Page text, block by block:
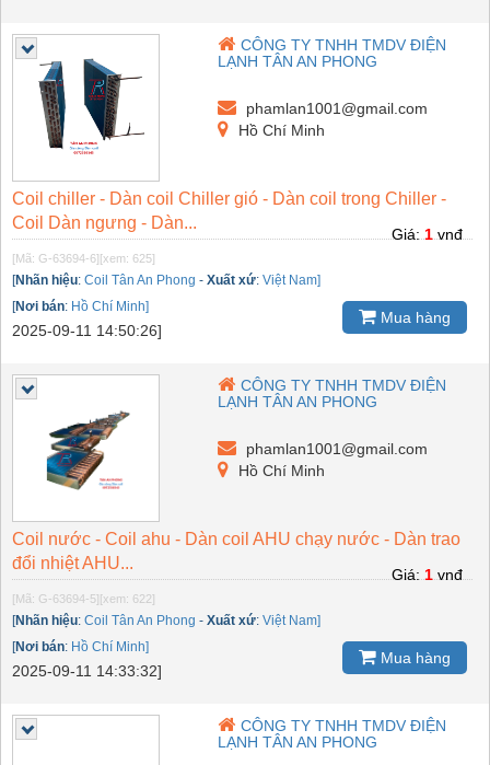
CÔNG TY TNHH TMDV ĐIỆN
LẠNH TÂN AN PHONG
phamlan1001@gmail.com
Hồ Chí Minh
Coil chiller - Dàn coil Chiller gió - Dàn coil trong Chiller -
Coil Dàn ngưng - Dàn...
[Mã: G-63694-6][xem: 625]
[Nhãn hiệu: Coil Tân An Phong - Xuất xứ: Việt Nam]
[Nơi bán: Hồ Chí Minh]
2025-09-11 14:50:26]
Giá: 1 vnđ
Mua hàng
CÔNG TY TNHH TMDV ĐIỆN
LẠNH TÂN AN PHONG
phamlan1001@gmail.com
Hồ Chí Minh
Coil nước - Coil ahu - Dàn coil AHU chạy nước - Dàn trao
đổi nhiệt AHU...
[Mã: G-63694-5][xem: 622]
[Nhãn hiệu: Coil Tân An Phong - Xuất xứ: Việt Nam]
[Nơi bán: Hồ Chí Minh]
2025-09-11 14:33:32]
Giá: 1 vnđ
Mua hàng
CÔNG TY TNHH TMDV ĐIỆN
LẠNH TÂN AN PHONG